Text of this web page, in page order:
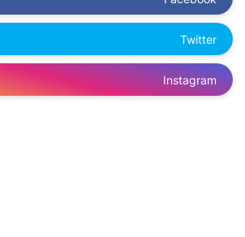
Twitter
Instagram